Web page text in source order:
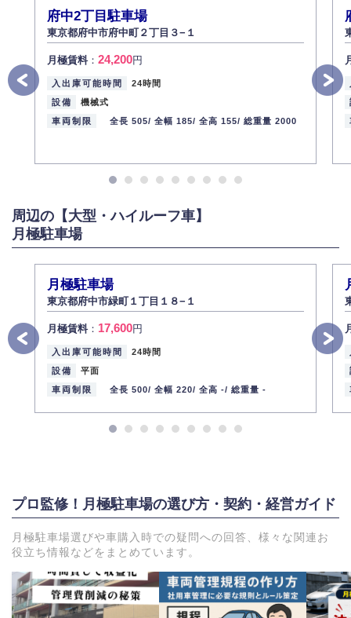
代表取締役社長 野口 幸男
府中2丁目駐車場
東京都府中市府中町２丁目３−１
月極賃料： 24,200円
入出庫可能時間
24時間
設備
機械式
車両制限
全長 505/ 全幅 185/ 全高 155/ 総重量 2000
周辺の【大型・ハイルーフ車】
月極駐車場
月極駐車場
東京都府中市緑町１丁目１８−１
月極賃料： 17,600円
入出庫可能時間
24時間
設備
平面
車両制限
全長 500/ 全幅 220/ 全高 -/ 総重量 -
プロ監修！月極駐車場の選び方・契約・経営ガイド
月極駐車場選びや車購入時での疑問への回答、様々な関連お
役立ち情報などをまとめています。